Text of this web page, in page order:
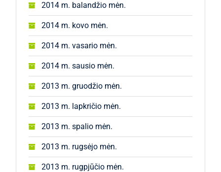
2014 m. balandžio mėn.
2014 m. kovo mėn.
2014 m. vasario mėn.
2014 m. sausio mėn.
2013 m. gruodžio mėn.
2013 m. lapkričio mėn.
2013 m. spalio mėn.
2013 m. rugsėjo mėn.
2013 m. rugpjūčio mėn.